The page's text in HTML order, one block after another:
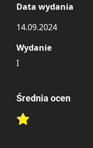
Data wydania
14.09.2024
Wydanie
I
Średnia ocen
Rate this